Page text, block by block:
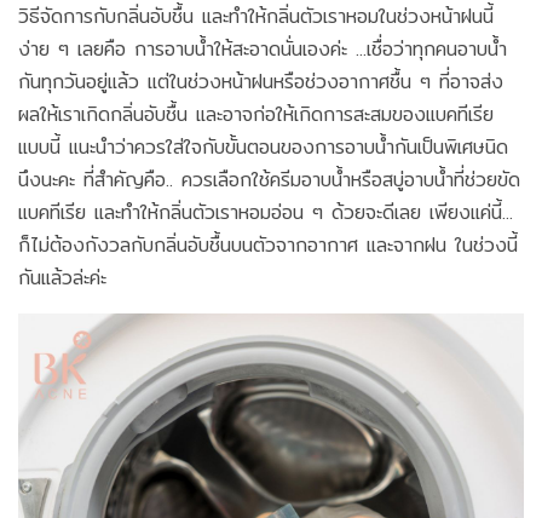
วิธีจัดการกับกลิ่นอับชื้น และทำให้กลิ่นตัวเราหอมในช่วงหน้าฝนนี้
ง่าย ๆ เลยคือ การอาบน้ำให้สะอาดนั่นเองค่ะ ...เชื่อว่าทุกคนอาบน้ำ
กันทุกวันอยู่แล้ว แต่ในช่วงหน้าฝนหรือช่วงอากาศชื้น ๆ ที่อาจส่ง
ผลให้เราเกิดกลิ่นอับชื้น และอาจก่อให้เกิดการสะสมของแบคทีเรีย
แบบนี้ แนะนำว่าควรใส่ใจกับขั้นตอนของการอาบน้ำกันเป็นพิเศษนิด
นึงนะคะ ที่สำคัญคือ.. ควรเลือกใช้ครีมอาบน้ำหรือสบู่อาบน้ำที่ช่วยขัด
แบคทีเรีย และทำให้กลิ่นตัวเราหอมอ่อน ๆ ด้วยจะดีเลย เพียงแค่นี้...
ก็ไม่ต้องกังวลกับกลิ่นอับชื้นบนตัวจากอากาศ และจากฝน ในช่วงนี้
กันแล้วล่ะค่ะ